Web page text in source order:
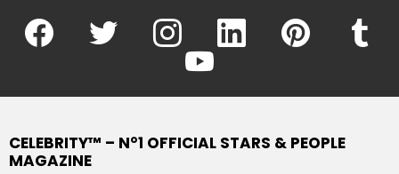
facebook twitter instagram linkedin pinterest
youtube
CELEBRITY™ – N°1 OFFICIAL STARS & PEOPLE
MAGAZINE